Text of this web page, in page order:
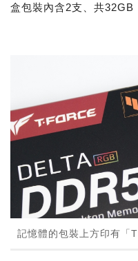
盒包裝內含2支、共32GB
記憶體的包裝上方印有「